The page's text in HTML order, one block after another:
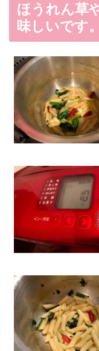
ほうれん草
味しいです。